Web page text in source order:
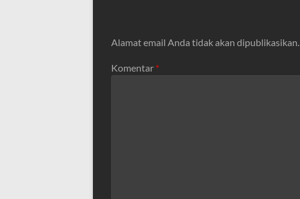
Alamat email Anda tidak akan dipublikasikan.
Komentar *